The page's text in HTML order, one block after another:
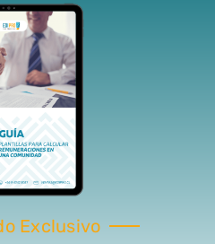
Exclusivo